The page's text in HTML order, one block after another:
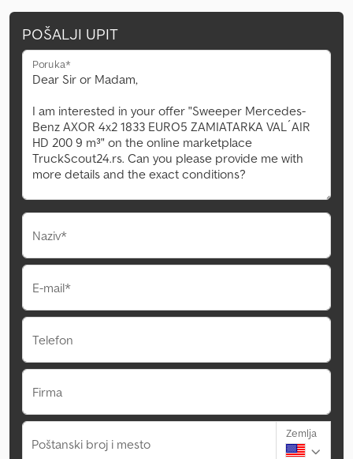
POŠALJI UPIT
Poruka*
Naziv*
E-mail*
Telefon
Firma
Poštanski broj i mesto
Zemlja